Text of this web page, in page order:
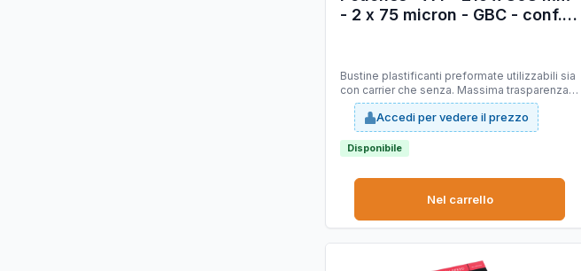
- 2 x 75 micron - GBC - conf.
Bustine plastificanti preformate utilizzabili sia
con carrier che senza. Massima trasparenza e
ottima adesione del collante.
Accedi per vedere il prezzo
Disponibile
Nel carrello